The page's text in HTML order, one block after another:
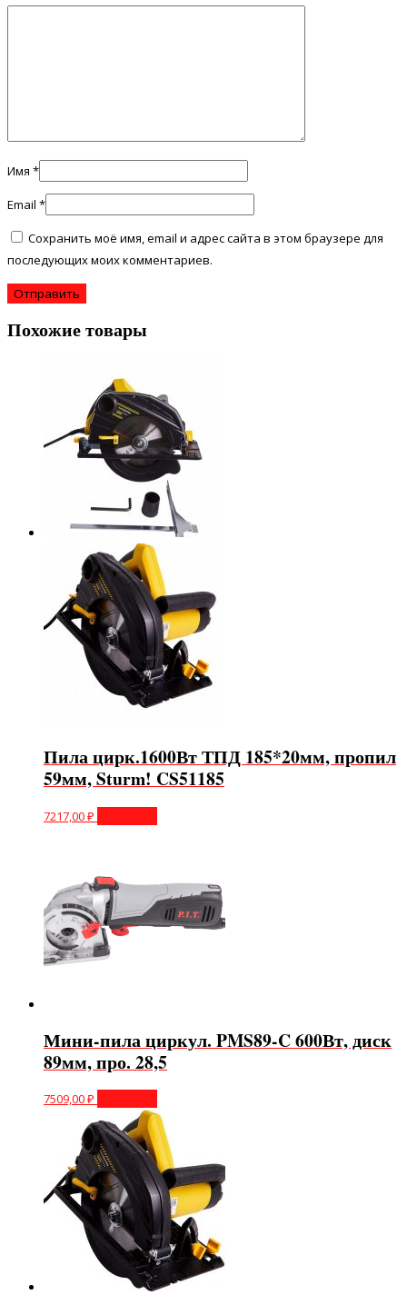
Имя *
Email *
Сохранить моё имя, email и адрес сайта в этом браузере для
последующих моих комментариев.
Похожие товары
Пила цирк.1600Вт ТПД 185*20мм, пропил
59мм, Sturm! CS51185
7217,00₽
Мини-пила циркул. PMS89-C 600Вт, диск
89мм, про. 28,5
7509,00₽